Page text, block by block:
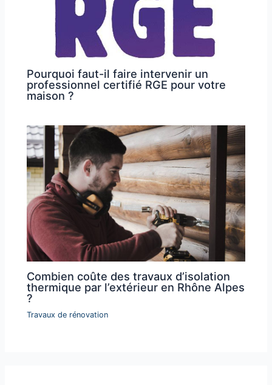
Pourquoi faut-il faire intervenir un
professionnel certifié RGE pour votre
maison ?
Combien coûte des travaux d’isolation
thermique par l’extérieur en Rhône Alpes
?
Travaux de rénovation